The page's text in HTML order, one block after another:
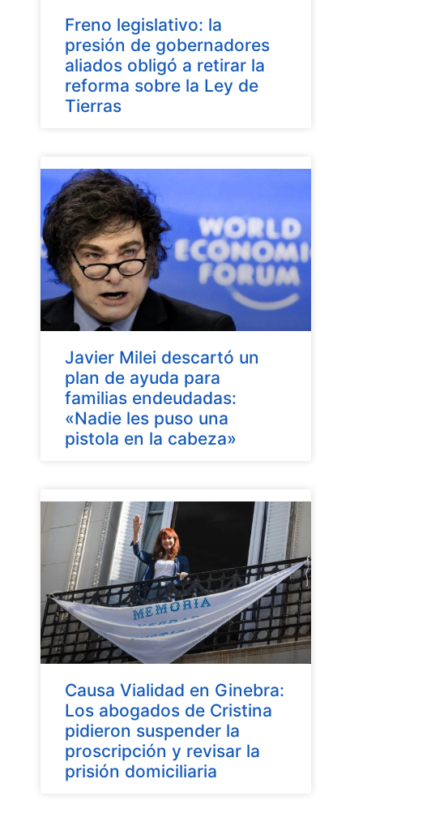
Freno legislativo: la
presión de gobernadores
aliados obligó a retirar la
reforma sobre la Ley de
Tierras
Javier Milei descartó un
plan de ayuda para
familias endeudadas:
«Nadie les puso una
pistola en la cabeza»
Causa Vialidad en Ginebra:
Los abogados de Cristina
pidieron suspender la
proscripción y revisar la
prisión domiciliaria